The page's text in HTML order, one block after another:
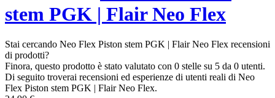
stem PGK | Flair Neo Flex
Stai cercando Neo Flex Piston stem PGK | Flair Neo Flex recensioni
di prodotti?
Finora, questo prodotto è stato valutato con 0 stelle su 5 da 0 utenti.
Di seguito troverai recensioni ed esperienze di utenti reali di Neo
Flex Piston stem PGK | Flair Neo Flex.